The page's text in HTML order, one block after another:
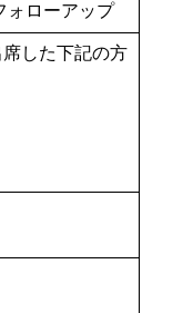
ォローアップ
した下記の方